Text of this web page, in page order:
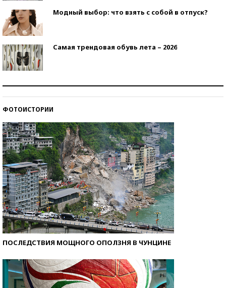
Модный выбор: что взять с собой в отпуск?
Самая трендовая обувь лета – 2026
ФОТОИСТОРИИ
ПОСЛЕДСТВИЯ МОЩНОГО ОПОЛЗНЯ В ЧУНЦИНЕ